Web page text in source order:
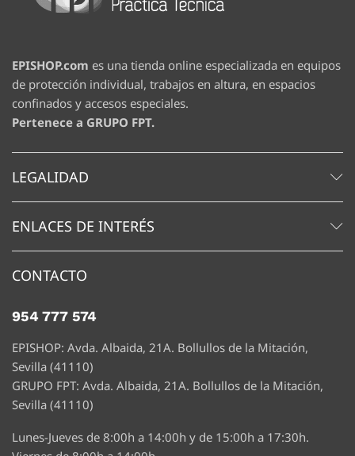
EPISHOP.com es una tienda online especializada en equipos
de protección individual, trabajos en altura, en espacios
confinados y accesos especiales.
Pertenece a GRUPO FPT.
LEGALIDAD
ENLACES DE INTERÉS
CONTACTO
954 777 574
EPISHOP: Avda. Albaida, 21A. Bollullos de la Mitación,
Sevilla (41110)
GRUPO FPT: Avda. Albaida, 21A. Bollullos de la Mitación,
Sevilla (41110)
Lunes-Jueves de 8:00h a 14:00h y de 15:00h a 17:30h.